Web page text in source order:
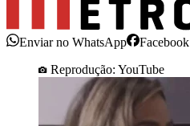
Enviar no WhatsApp Facebook
Reprodução: YouTube